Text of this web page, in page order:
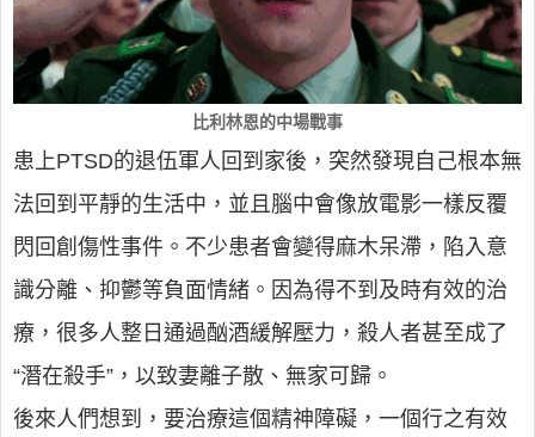
比利林恩的中場戰事
患上PTSD的退伍軍人回到家後，突然發現自己根本無
法回到平靜的生活中，並且腦中會像放電影一樣反覆
閃回創傷性事件。不少患者會變得麻木呆滯，陷入意
識分離、抑鬱等負面情緒。因為得不到及時有效的治
療，很多人整日通過酗酒緩解壓力，殺人者甚至成了
“潛在殺手”，以致妻離子散、無家可歸。
後來人們想到，要治療這個精神障礙，一個行之有效